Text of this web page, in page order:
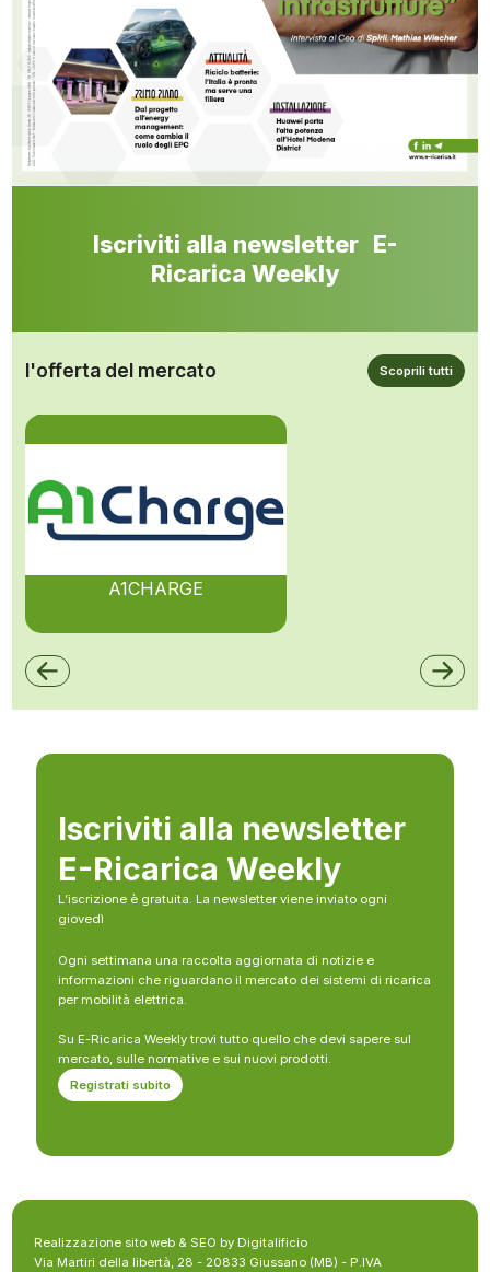
Iscriviti alla newsletter E-
Ricarica Weekly
l'offerta del mercato Scoprili tutti
A1CHARGE
Iscriviti alla newsletter
E-Ricarica Weekly
L’iscrizione è gratuita. La newsletter viene inviato ogni
giovedì
Ogni settimana una raccolta aggiornata di notizie e
informazioni che riguardano il mercato dei sistemi di ricarica
per mobilità elettrica.
Su E-Ricarica Weekly trovi tutto quello che devi sapere sul
mercato, sulle normative e sui nuovi prodotti.
Registrati subito
Realizzazione sito web & SEO by Digitalificio
Via Martiri della libertà, 28 - 20833 Giussano (MB) - P.IVA